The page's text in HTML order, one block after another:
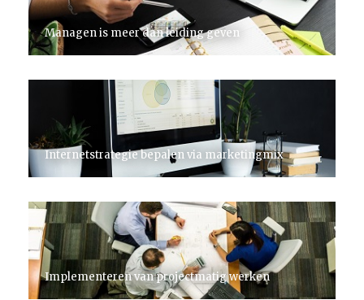
Managen is meer dan leiding geven
Internetstrategie bepalen via marketingmix
Implementeren van projectmatig werken